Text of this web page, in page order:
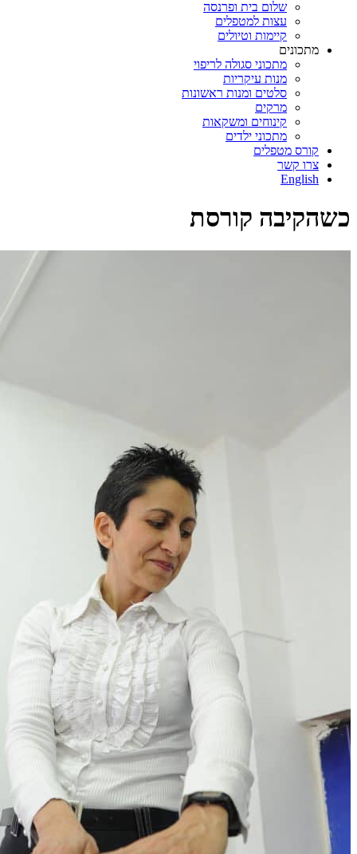
שלום בית ופרנסה
עצות למטפלים
קיימות וטיולים
מתכונים
מתכוני סגולה לריפוי
מנות עיקריות
סלטים ומנות ראשונות
מרקים
קינוחים ומשקאות
מתכוני ילדים
קורס מטפלים
צרו קשר
English
כשהקיבה קורסת